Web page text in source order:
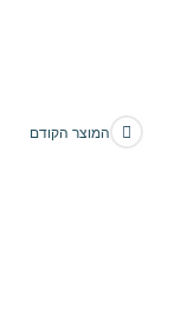
המוצר הקודם